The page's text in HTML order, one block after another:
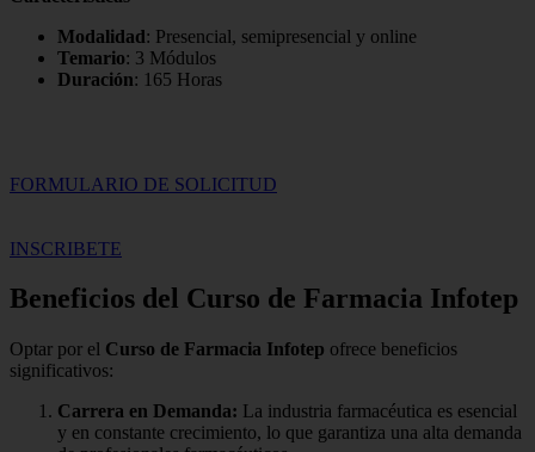
Modalidad: Presencial, semipresencial y online
Temario: 3 Módulos
Duración: 165 Horas
FORMULARIO DE SOLICITUD
INSCRIBETE
Beneficios del Curso de Farmacia Infotep
Optar por el Curso de Farmacia Infotep ofrece beneficios
significativos:
Carrera en Demanda: La industria farmacéutica es esencial
y en constante crecimiento, lo que garantiza una alta demanda